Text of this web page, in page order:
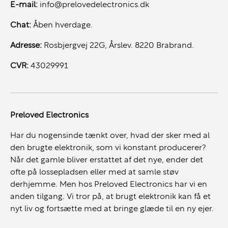
Store datasæt og beregninger
Professionelle softwaremiljøer
Xeon-platformen er designet til maksimal stabilitet og
64GB RAM – bygget til tunge workflows
Med hele 64GB RAM får du ressourcer nok til selv de
Store CAD- og BIM-projekter
Avanceret multitasking
Videoredigering i høj opløsning
Rendering og visualisering
Virtuelle maskiner og udviklingsmiljøer
E-mail: info@prelovedelectronics.dk
Chat: Åben hverdage.
Adresse: Rosbjergvej 22G, Årslev. 8220 Brabrand.
CVR: 43029991
Preloved Electronics
Har du nogensinde tænkt over, hvad der sker med al
den brugte elektronik, som vi konstant producerer?
Når det gamle bliver erstattet af det nye, ender det
ofte på lossepladsen eller med at samle støv
derhjemme. Men hos Preloved Electronics har vi en
anden tilgang. Vi tror på, at brugt elektronik kan få et
nyt liv og fortsætte med at bringe glæde til en ny ejer.